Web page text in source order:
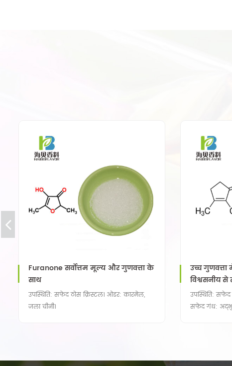
Furanone सर्वोत्तम मूल्य और गुणवत्ता के
साथ
उपस्थिति: सफेद ठोस क्रिस्टल। ओडर: कारमेल,
जला चीनी।
उच्च
विश्वसनीय से
उपस्थिति: सफेद
सफेद गंध: